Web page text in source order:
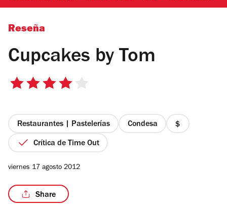
Foto: Erika Miranda
Reseña
Cupcakes by Tom
4
estrellas
Restaurantes | Pastelerías Condesa
precio
Crítica de Time Out
viernes 17 agosto 2012
Share